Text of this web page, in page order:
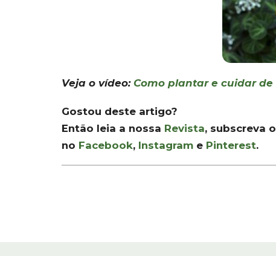
Veja o vídeo: Como plantar e cuidar de
Gostou deste artigo?
Então leia a nossa Revista, subscreva
no Facebook, Instagram e Pinterest.